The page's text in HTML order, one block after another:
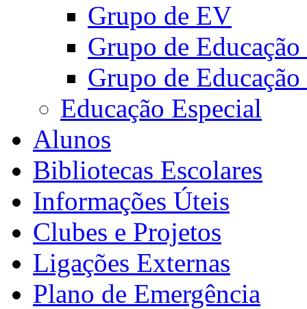
Grupo de EV
Grupo de
Grupo de
Educação Especial
Alunos
Bibliotecas Escolares
Informações Úteis
Clubes e Projetos
Ligações Externas
Plano de Emergência